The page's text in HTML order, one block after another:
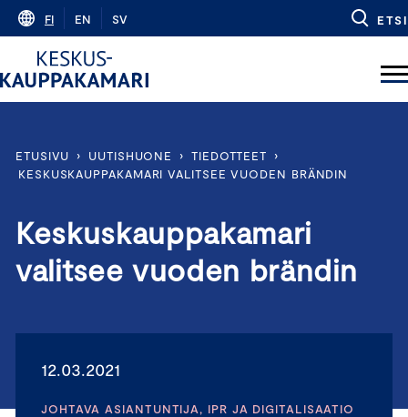
Skip
content
FI EN SV ETSI
ETUSIVU › UUTISHUONE › TIEDOTTEET
›
KESKUSKAUPPAKAMARI VALITSEE VUODEN BRÄNDIN
Keskuskauppakamari
valitsee vuoden brändin
12.03.2021
JOHTAVA ASIANTUNTIJA, IPR JA DIGITALISAATIO